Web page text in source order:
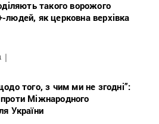
такого ворожого
людей, як церковна верхівка
того, з чим ми не згодні”:
Міжнародного
України